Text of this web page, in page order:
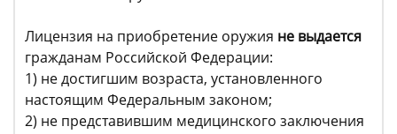
Лицензия на приобретение оружия не выдается
гражданам Российской Федерации:
1) не достигшим возраста, установленного
настоящим Федеральным законом;
2) не представившим медицинского заключения